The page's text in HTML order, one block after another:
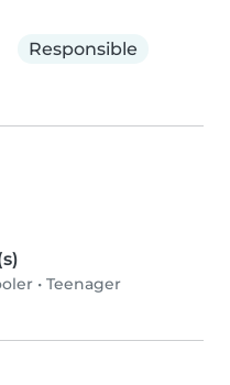
Responsible
• Teenager